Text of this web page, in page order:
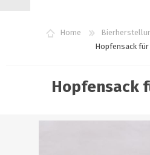
WUNSCHLISTE
0
Home
Hopfensack
Hopfensack